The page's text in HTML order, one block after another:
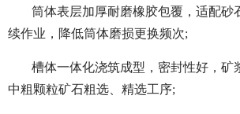
筒体表层加厚耐磨橡胶包覆，适配砂
续作业，降低筒体磨损更换频次;
槽体一体化浇筑成型，密封性好，矿
中粗颗粒矿石粗选、精选工序;